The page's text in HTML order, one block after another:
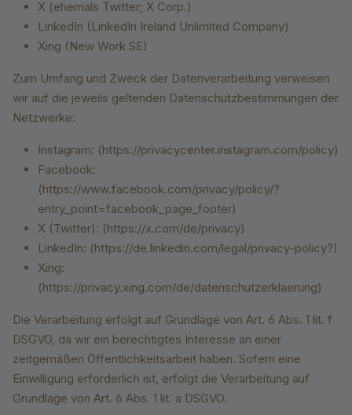
X (ehemals Twitter; X Corp.)
LinkedIn (LinkedIn Ireland Unlimited Company)
Xing (New Work SE)
Zum Umfang und Zweck der Datenverarbeitung verweisen
wir auf die jeweils geltenden Datenschutzbestimmungen der
Netzwerke:
Instagram: (https://privacycenter.instagram.com/policy)
Facebook:
(https://www.facebook.com/privacy/policy/?
entry_point=facebook_page_footer)
X (Twitter): (https://x.com/de/privacy)
LinkedIn: (https://de.linkedin.com/legal/privacy-policy?)
Xing:
(https://privacy.xing.com/de/datenschutzerklaerung)
Die Verarbeitung erfolgt auf Grundlage von Art. 6 Abs. 1 lit. f
DSGVO, da wir ein berechtigtes Interesse an einer
zeitgemäßen Öffentlichkeitsarbeit haben. Sofern eine
Einwilligung erforderlich ist, erfolgt die Verarbeitung auf
Grundlage von Art. 6 Abs. 1 lit. a DSGVO.